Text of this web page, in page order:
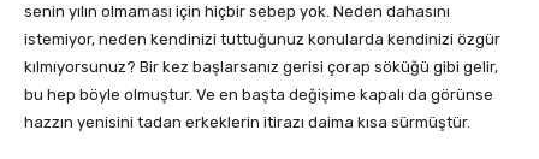
senin yılın olmaması için hiçbir sebep yok. Neden dahasını
istemiyor, neden kendinizi tuttuğunuz konularda kendinizi özgür
kılmıyorsunuz? Bir kez başlarsanız gerisi çorap söküğü gibi gelir,
bu hep böyle olmuştur. Ve en başta değişime kapalı da görünse
hazzın yenisini tadan erkeklerin itirazı daima kısa sürmüştür.